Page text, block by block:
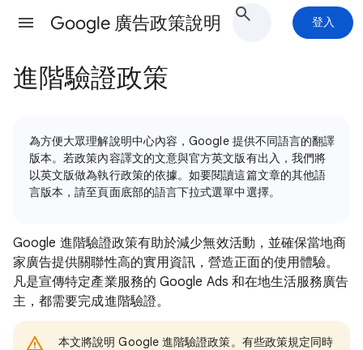
Google 廣告政策說明 登入
進階驗證政策
為方便大眾理解說明中心內容，Google 提供不同語言的翻譯
版本。若政策內容譯文的文意與官方英文版有出入，我們將
以英文版做為執行政策的依據。如要閱讀這篇文章的其他語
言版本，請至頁面底部的語言下拉式選單中選擇。
Google 進階驗證政策有助於減少無效活動，並確保當地商
家廣告提供關聯性高的實用資訊，營造正面的使用體驗。
凡是宣傳特定產業服務的 Google Ads 和在地生活服務廣告
主，都需要完成進階驗證。
本文將說明 Google 進階驗證政策。有些政策規定同時